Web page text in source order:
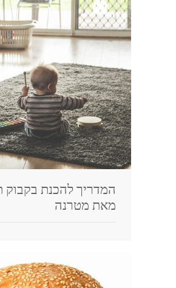
המדריך להכנת בקבוק
מאת מטרנה